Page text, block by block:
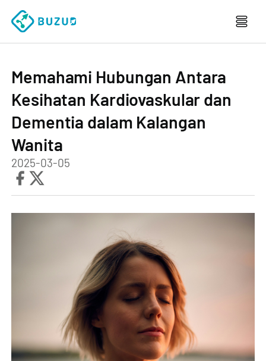
Memahami Hubungan Antara
Kesihatan Kardiovaskular dan
Dementia dalam Kalangan
Wanita
2025-03-05